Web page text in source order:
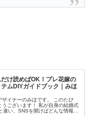
だけ読めばOK！プレ花嫁の
ムDIYガイドブック｜みほ
ザイナーのみほです。 このたび
うございます！ 私が自身の結婚式
違い、SNSを開けばどんな情報も